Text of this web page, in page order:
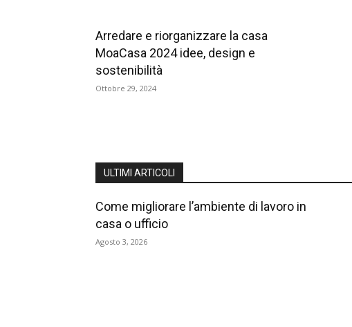
Arredare e riorganizzare la casa
MoaCasa 2024 idee, design e
sostenibilità
Ottobre 29, 2024
ULTIMI ARTICOLI
Come migliorare l’ambiente di lavoro in
casa o ufficio
Agosto 3, 2026